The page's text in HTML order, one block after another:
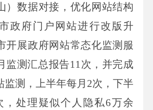
）数据对接，优化网站结构
政府门户网站进行改版升
开展政府网站常态化监测服
监测汇总报告11次，并完成
监测，上半年每月 2次，下半
，处理疑似个人隐私6万余